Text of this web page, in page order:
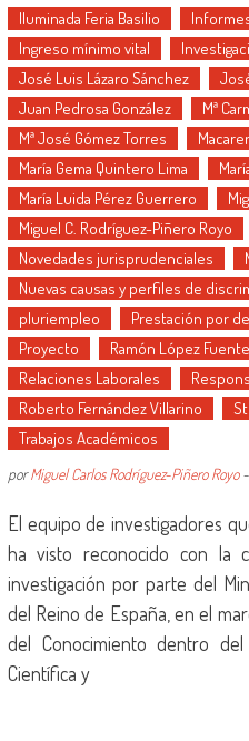
Iluminada Feria Basilio
Ingreso mínimo vital
José Luis Lázaro Sánchez
Juan Pedrosa González
Mª
Mª José Gómez Torres
María Gema Quintero Lima
María Luida Pérez Guerrero
Miguel C. Rodríguez-Piñero Royo
Novedades jurisprudenciales
Nuevas causas y perfiles de
pluriempleo
Prestación por
Proyecto
Ramón López
Relaciones Laborales
Roberto Fernández Villarino
Trabajos Académicos
porMiguel Carlos Rodríguez-Piñero Royo-
El equipo de investigadores
ha visto reconocido con la
investigación por parte del
del Reino de España, en el
del Conocimiento dentro
Científica y